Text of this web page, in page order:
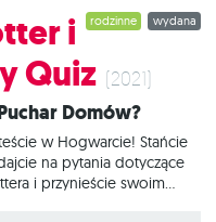
rosnącej. Następnie
czy mieliście rację! Na
rozgrywka to 8 kart
Wam ustalić, a później
W każdej turze
na jedno pytanie według
Pierwszy gracz dobiera
wydana
rodzinne
i
Quiz (2021)
Domów?
w Hogwarcie! Stańcie
na pytania dotyczące
i przynieście swoim